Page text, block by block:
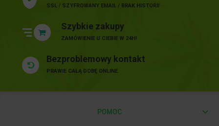
SSL / SZYFROWANY EMAIL / BRAK HISTORII
Szybkie zakupy
ZAMÓWIENIE U CIEBIE W 24H!
Bezproblemowy kontakt
PRAWIE CAŁĄ DOBĘ ONLINE
POMOC